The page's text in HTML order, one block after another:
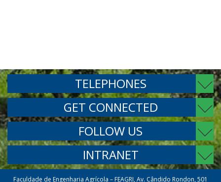
TELEPHONES
GET CONNECTED
FOLLOW US
INTRANET
Faculdade de Engenharia Agrícola – FEAGRI, Av. Cândido Rondon, 501